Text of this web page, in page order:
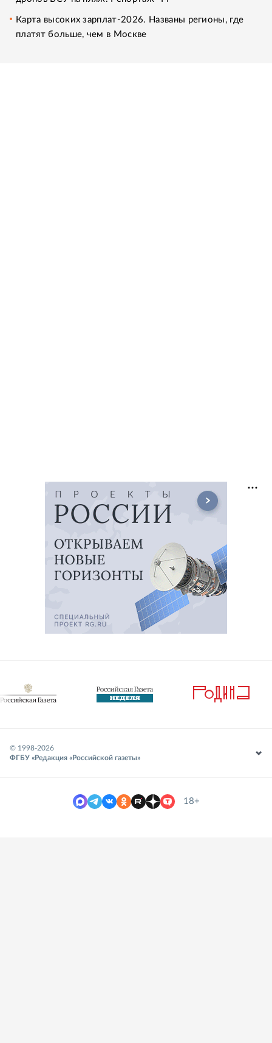
Карта высоких зарплат-2026. Названы регионы, где
платят больше, чем в Москве
© 1998-2026
ФГБУ «Редакция «Российской газеты»
18+